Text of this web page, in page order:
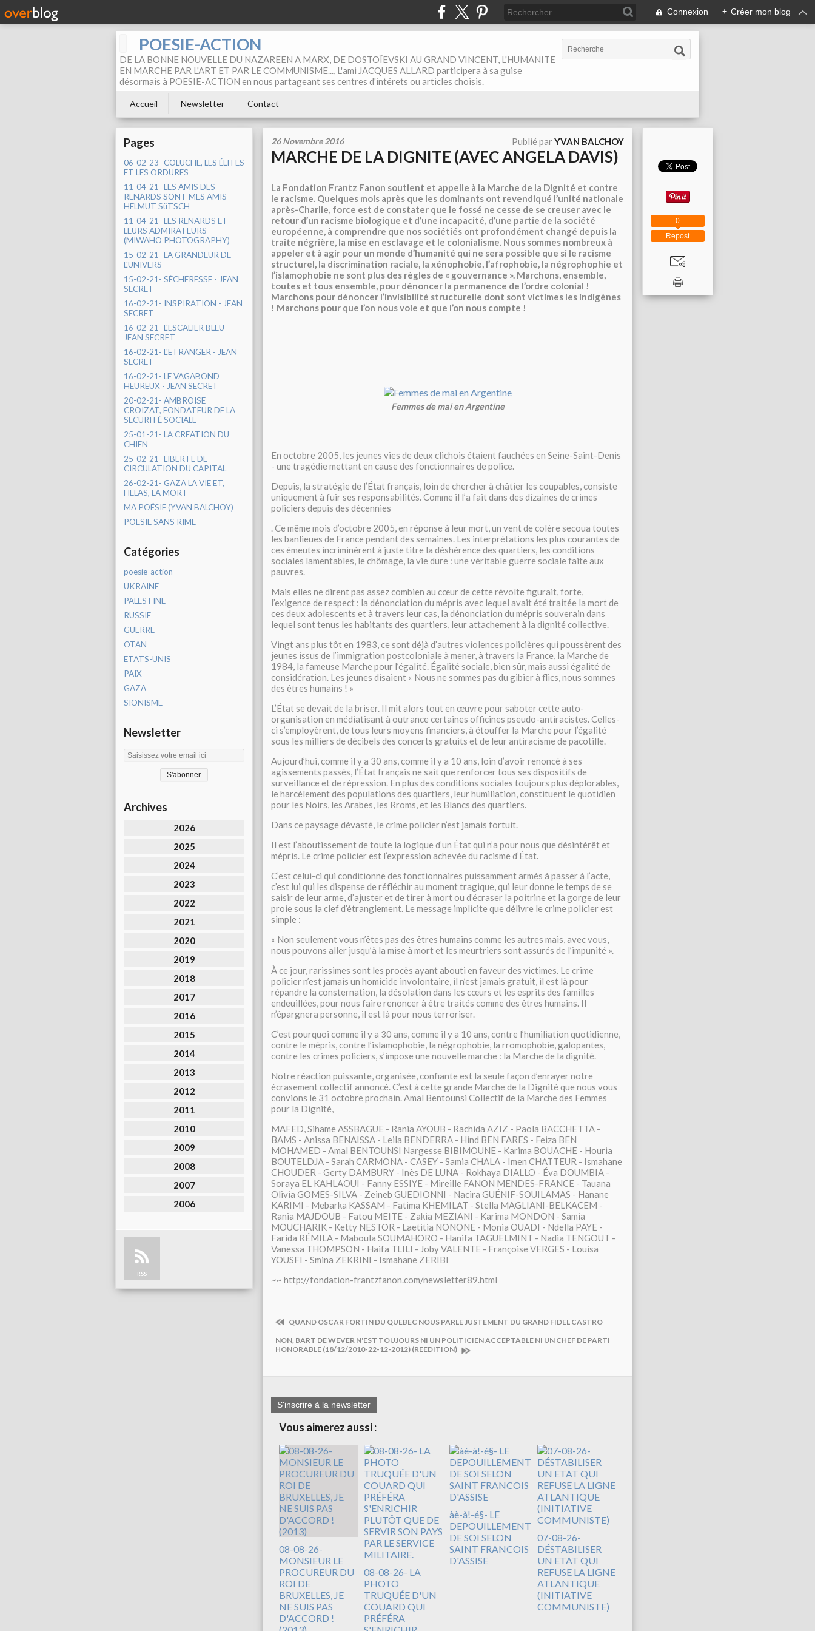
Connexion + Créer mon blog
POESIE-ACTION
DE LA BONNE NOUVELLE DU NAZAREEN A MARX, DE DOSTOÏEVSKI AU GRAND VINCENT, L'HUMANITE
EN MARCHE PAR L'ART ET PAR LE COMMUNISME..., L'ami JACQUES ALLARD participera à sa guise
désormais à POESIE-ACTION en nous partageant ses centres d'intérets ou articles choisis.
Accueil Newsletter Contact
Pages
06-02-23- COLUCHE, LES ÉLITES
ET LES ORDURES
11-04-21- LES AMIS DES
RENARDS SONT MES AMIS -
HELMUT SüTSCH
11-04-21- LES RENARDS ET
LEURS ADMIRATEURS
(MIWAHO PHOTOGRAPHY)
15-02-21- LA GRANDEUR DE
L'UNIVERS
15-02-21- SÉCHERESSE - JEAN
SECRET
16-02-21- INSPIRATION - JEAN
SECRET
16-02-21- L'ESCALIER BLEU -
JEAN SECRET
16-02-21- L'ETRANGER - JEAN
SECRET
16-02-21- LE VAGABOND
HEUREUX - JEAN SECRET
20-02-21- AMBROISE
CROIZAT, FONDATEUR DE LA
SECURITÉ SOCIALE
25-01-21- LA CREATION DU
CHIEN
25-02-21- LIBERTE DE
CIRCULATION DU CAPITAL
26-02-21- GAZA LA VIE ET,
HELAS, LA MORT
MA POÉSIE (YVAN BALCHOY)
POESIE SANS RIME
Catégories
poesie-action
UKRAINE
PALESTINE
RUSSIE
GUERRE
OTAN
ETATS-UNIS
PAIX
GAZA
SIONISME
Newsletter
Archives
2026
2025
2024
2023
2022
2021
2020
2019
2018
2017
2016
2015
2014
2013
2012
2011
2010
2009
2008
2007
2006
RSS
26 Novembre 2016 Publié parYVAN BALCHOY
MARCHE DE LA DIGNITE (AVEC ANGELA DAVIS)
La Fondation Frantz Fanon soutient et appelle à la Marche de la Dignité et contre
le racisme. Quelques mois après que les dominants ont revendiqué l’unité nationale
après-Charlie, force est de constater que le fossé ne cesse de se creuser avec le
retour d’un racisme biologique et d’une incapacité, d’une partie de la société
européenne, à comprendre que nos sociétiés ont profondément changé depuis la
traite négrière, la mise en esclavage et le colonialisme. Nous sommes nombreux à
appeler et à agir pour un monde d’humanité qui ne sera possible que si le racisme
structurel, la discrimination raciale, la xénophobie, l’afrophobie, la négrophophie et
l’islamophobie ne sont plus des règles de « gouvernance ». Marchons, ensemble,
toutes et tous ensemble, pour dénoncer la permanence de l’ordre colonial !
Marchons pour dénoncer l’invisibilité structurelle dont sont victimes les indigènes
! Marchons pour que l’on nous voie et que l’on nous compte !
Femmes de mai en Argentine
En octobre 2005, les jeunes vies de deux clichois étaient fauchées en Seine-Saint-Denis
- une tragédie mettant en cause des fonctionnaires de police.
Depuis, la stratégie de l’État français, loin de chercher à châtier les coupables, consiste
uniquement à fuir ses responsabilités. Comme il l’a fait dans des dizaines de crimes
policiers depuis des décennies
. Ce même mois d’octobre 2005, en réponse à leur mort, un vent de colère secoua toutes
les banlieues de France pendant des semaines. Les interprétations les plus courantes de
ces émeutes incriminèrent à juste titre la déshérence des quartiers, les conditions
sociales lamentables, le chômage, la vie dure : une véritable guerre sociale faite aux
pauvres.
Mais elles ne dirent pas assez combien au cœur de cette révolte figurait, forte,
l’exigence de respect : la dénonciation du mépris avec lequel avait été traitée la mort de
ces deux adolescents et à travers leur cas, la dénonciation du mépris souverain dans
lequel sont tenus les habitants des quartiers, leur attachement à la dignité collective.
Vingt ans plus tôt en 1983, ce sont déjà d’autres violences policières qui poussèrent des
jeunes issus de l’immigration postcoloniale à mener, à travers la France, la Marche de
1984, la fameuse Marche pour l’égalité. Égalité sociale, bien sûr, mais aussi égalité de
considération. Les jeunes disaient « Nous ne sommes pas du gibier à flics, nous sommes
des êtres humains ! »
L’État se devait de la briser. Il mit alors tout en œuvre pour saboter cette auto-
organisation en médiatisant à outrance certaines officines pseudo-antiracistes. Celles-
ci s’employèrent, de tous leurs moyens financiers, à étouffer la Marche pour l’égalité
sous les milliers de décibels des concerts gratuits et de leur antiracisme de pacotille.
Aujourd’hui, comme il y a 30 ans, comme il y a 10 ans, loin d’avoir renoncé à ses
agissements passés, l’État français ne sait que renforcer tous ses dispositifs de
surveillance et de répression. En plus des conditions sociales toujours plus déplorables,
le harcèlement des populations des quartiers, leur humiliation, constituent le quotidien
pour les Noirs, les Arabes, les Rroms, et les Blancs des quartiers.
Dans ce paysage dévasté, le crime policier n’est jamais fortuit.
Il est l’aboutissement de toute la logique d’un État qui n’a pour nous que désintérêt et
mépris. Le crime policier est l’expression achevée du racisme d’État.
C’est celui-ci qui conditionne des fonctionnaires puissamment armés à passer à l’acte,
c’est lui qui les dispense de réfléchir au moment tragique, qui leur donne le temps de se
saisir de leur arme, d’ajuster et de tirer à mort ou d’écraser la poitrine et la gorge de leur
proie sous la clef d’étranglement. Le message implicite que délivre le crime policier est
simple :
« Non seulement vous n’êtes pas des êtres humains comme les autres mais, avec vous,
nous pouvons aller jusqu’à la mise à mort et les meurtriers sont assurés de l’impunité ».
À ce jour, rarissimes sont les procès ayant abouti en faveur des victimes. Le crime
policier n’est jamais un homicide involontaire, il n’est jamais gratuit, il est là pour
répandre la consternation, la désolation dans les cœurs et les esprits des familles
endeuillées, pour nous faire renoncer à être traités comme des êtres humains. Il
n’épargnera personne, il est là pour nous terroriser.
C’est pourquoi comme il y a 30 ans, comme il y a 10 ans, contre l’humiliation quotidienne,
contre le mépris, contre l’islamophobie, la négrophobie, la rromophobie, galopantes,
contre les crimes policiers, s’impose une nouvelle marche : la Marche de la dignité.
Notre réaction puissante, organisée, confiante est la seule façon d’enrayer notre
écrasement collectif annoncé. C’est à cette grande Marche de la Dignité que nous vous
convions le 31 octobre prochain. Amal Bentounsi Collectif de la Marche des Femmes
pour la Dignité,
MAFED, Sihame ASSBAGUE - Rania AYOUB - Rachida AZIZ - Paola BACCHETTA -
BAMS - Anissa BENAISSA - Leila BENDERRA - Hind BEN FARES - Feiza BEN
MOHAMED - Amal BENTOUNSI Nargesse BIBIMOUNE - Karima BOUACHE - Houria
BOUTELDJA - Sarah CARMONA - CASEY - Samia CHALA - Imen CHATTEUR - Ismahane
CHOUDER - Gerty DAMBURY - Inès DE LUNA - Rokhaya DIALLO - Éva DOUMBIA -
Soraya EL KAHLAOUI - Fanny ESSIYE - Mireille FANON MENDES-FRANCE - Tauana
Olivia GOMES-SILVA - Zeineb GUEDIONNI - Nacira GUÉNIF-SOUILAMAS - Hanane
KARIMI - Mebarka KASSAM - Fatima KHEMILAT - Stella MAGLIANI-BELKACEM -
Rania MAJDOUB - Fatou MEITE - Zakia MEZIANI - Karima MONDON - Samia
MOUCHARIK - Ketty NESTOR - Laetitia NONONE - Monia OUADI - Ndella PAYE -
Farida RÉMILA - Maboula SOUMAHORO - Hanifa TAGUELMINT - Nadia TENGOUT -
Vanessa THOMPSON - Haifa TLILI - Joby VALENTE - Françoise VERGES - Louisa
YOUSFI - Smina ZEKRINI - Ismahane ZERIBI
~~ http://fondation-frantzfanon.com/newsletter89.html
QUAND OSCAR FORTIN DU QUEBEC NOUS PARLE JUSTEMENT DU GRAND FIDEL CASTRO
NON, BART DE WEVER N'EST TOUJOURS NI UN POLITICIEN ACCEPTABLE NI UN CHEF DE PARTI
HONORABLE (18/12/2010-22-12-2012) (REEDITION)
S'inscrire à la newsletter
Vous aimerez aussi :
08-08-26-
MONSIEUR LE
PROCUREUR DU
ROI DE
BRUXELLES, JE
NE SUIS PAS
D'ACCORD !
08-08-26- LA
PHOTO
TRUQUÉE D'UN
COUARD QUI
PRÉFÉRA
àè-à!-é§- LE
DEPOUILLEMENT
DE SOI SELON
SAINT FRANCOIS
D'ASSISE
07-08-26-
DÉSTABILISER
UN ETAT QUI
REFUSE LA LIGNE
ATLANTIQUE
(INITIATIVE
COMMUNISTE)
Repost
0